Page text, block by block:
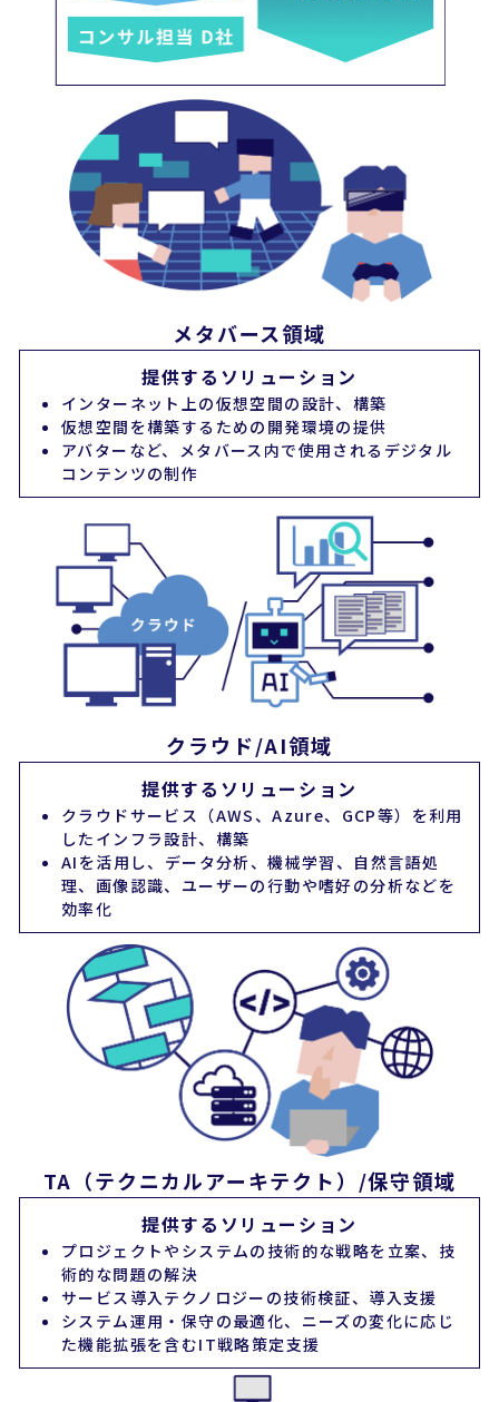
メタバース領域
提供するソリューション
インターネット上の仮想空間の設計、構築
仮想空間を構築するための開発環境の提供
アバターなど、メタバース内で使用されるデジタル
コンテンツの制作
クラウド/AI領域
提供するソリューション
クラウドサービス（AWS、Azure、GCP等）を利用
したインフラ設計、構築
AIを活用し、データ分析、機械学習、自然言語処
理、画像認識、ユーザーの行動や嗜好の分析などを
効率化
TA（テクニカルアーキテクト）/保守領域
提供するソリューション
プロジェクトやシステムの技術的な戦略を立案、技
術的な問題の解決
サービス導入テクノロジーの技術検証、導入支援
システム運用・保守の最適化、ニーズの変化に応じ
た機能拡張を含むIT戦略策定支援